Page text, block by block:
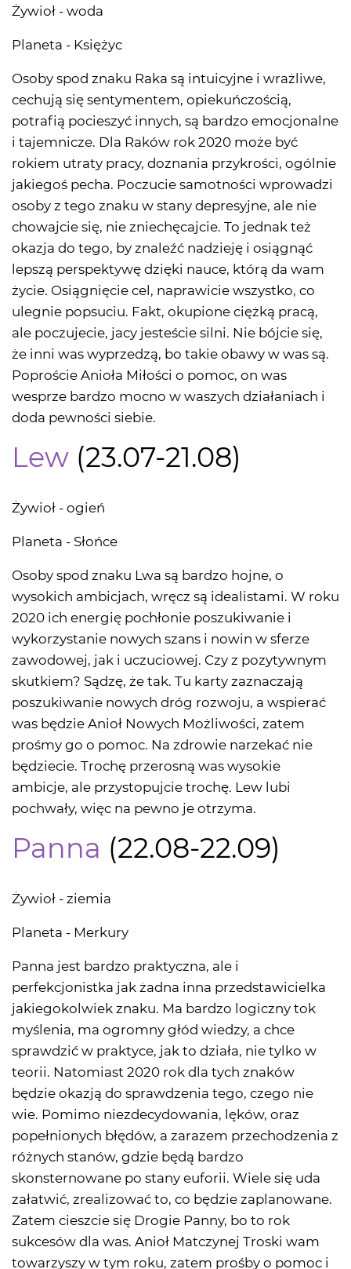
Żywioł - woda
Planeta - Księżyc
Osoby spod znaku Raka są intuicyjne i wrażliwe,
cechują się sentymentem, opiekuńczością,
potrafią pocieszyć innych, są bardzo emocjonalne
i tajemnicze. Dla Raków rok 2020 może być
rokiem utraty pracy, doznania przykrości, ogólnie
jakiegoś pecha. Poczucie samotności wprowadzi
osoby z tego znaku w stany depresyjne, ale nie
chowajcie się, nie zniechęcajcie. To jednak też
okazja do tego, by znaleźć nadzieję i osiągnąć
lepszą perspektywę dzięki nauce, którą da wam
życie. Osiągnięcie cel, naprawicie wszystko, co
ulegnie popsuciu. Fakt, okupione ciężką pracą,
ale poczujecie, jacy jesteście silni. Nie bójcie się,
że inni was wyprzedzą, bo takie obawy w was są.
Poproście Anioła Miłości o pomoc, on was
wesprze bardzo mocno w waszych działaniach i
doda pewności siebie.
Lew (23.07-21.08)
Żywioł - ogień
Planeta - Słońce
Osoby spod znaku Lwa są bardzo hojne, o
wysokich ambicjach, wręcz są idealistami. W roku
2020 ich energię pochłonie poszukiwanie i
wykorzystanie nowych szans i nowin w sferze
zawodowej, jak i uczuciowej. Czy z pozytywnym
skutkiem? Sądzę, że tak. Tu karty zaznaczają
poszukiwanie nowych dróg rozwoju, a wspierać
was będzie Anioł Nowych Możliwości, zatem
prośmy go o pomoc. Na zdrowie narzekać nie
będziecie. Trochę przerosną was wysokie
ambicje, ale przystopujcie trochę. Lew lubi
pochwały, więc na pewno je otrzyma.
Panna (22.08-22.09)
Żywioł - ziemia
Planeta - Merkury
Panna jest bardzo praktyczna, ale i
perfekcjonistka jak żadna inna przedstawicielka
jakiegokolwiek znaku. Ma bardzo logiczny tok
myślenia, ma ogromny głód wiedzy, a chce
sprawdzić w praktyce, jak to działa, nie tylko w
teorii. Natomiast 2020 rok dla tych znaków
będzie okazją do sprawdzenia tego, czego nie
wie. Pomimo niezdecydowania, lęków, oraz
popełnionych błędów, a zarazem przechodzenia z
różnych stanów, gdzie będą bardzo
skonsternowane po stany euforii. Wiele się uda
załatwić, zrealizować to, co będzie zaplanowane.
Zatem cieszcie się Drogie Panny, bo to rok
sukcesów dla was. Anioł Matczynej Troski wam
towarzyszy w tym roku, zatem prośby o pomoc i